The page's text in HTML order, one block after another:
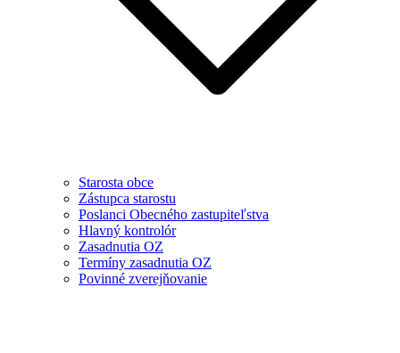
Starosta obce
Zástupca starostu
Poslanci Obecného zastupiteľstva
Hlavný kontrolór
Zasadnutia OZ
Termíny zasadnutia OZ
Povinné zverejňovanie